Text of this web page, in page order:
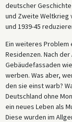
deutscher
und Zweite Weltkrieg
und 1939-45
Ein weiteres Problem
Residenzen. Nach
Gebäudefassaden
werben. Was aber,
den sie einst warb?
Deutschland ohne
ein neues Leben als
Diese wurden im